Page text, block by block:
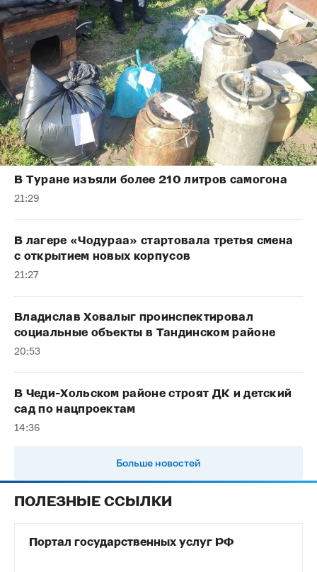
В Туране изъяли более 210 литров самогона
21:29
В лагере «Чодураа» стартовала третья смена
с открытием новых корпусов
21:27
Владислав Ховалыг проинспектировал
социальные объекты в Тандинском районе
20:53
В Чеди-Хольском районе строят ДК и детский
сад по нацпроектам
14:36
Больше новостей
ПОЛЕЗНЫЕ ССЫЛКИ
Портал государственных услуг РФ